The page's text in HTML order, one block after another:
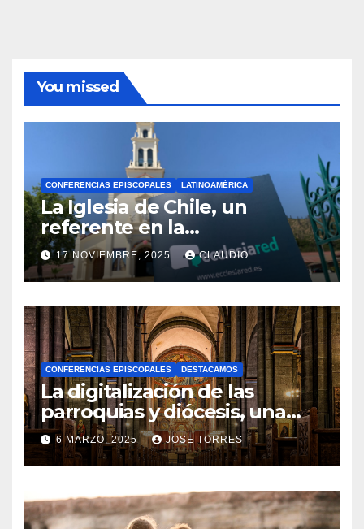
You missed
CONFERENCIAS EPISCOPALES LATINOAMÉRICA
La Iglesia de Chile, un
referente en la
transformación digital
gracias a Ecclesiared
17 NOVIEMBRE, 2025 CLAUDIO
N
O
H
A
Y
C
O
M
N
T
CONFERENCIAS EPISCOPALES DESTACAMOS
La digitalización de las
parroquias y diócesis, una
realidad ya para el futuro de
la Iglesia
6 MARZO, 2025 JOSE TORRES
N
O
H